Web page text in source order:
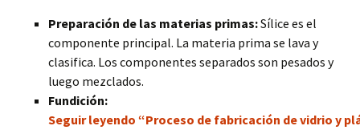
Preparación de las materias primas:Sílice es el
componente principal. La materia prima se lava y
clasifica. Los componentes separados son pesados y
luego mezclados.
Fundición:
Seguir leyendo “Proceso de fabricación de vidrio y